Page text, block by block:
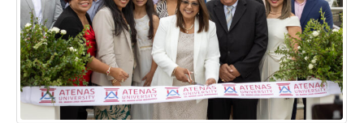
abrazar la salud oncológica
May 28, 2026